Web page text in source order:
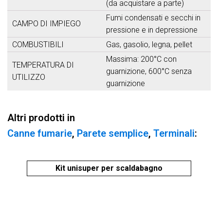
(da acquistare a parte)
CAMPO DI IMPIEGO
Fumi condensati e secchi in
pressione e in depressione
COMBUSTIBILI
Gas, gasolio, legna, pellet
TEMPERATURA DI
UTILIZZO
Massima: 200°C con
guarnizione, 600°C senza
guarnizione
Altri prodotti in
Canne fumarie, Parete semplice, Terminali:
Kit unisuper per scaldabagno